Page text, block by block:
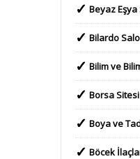
Beyaz
Bilardo
Bilim ve
Borsa
Boya ve
Böcek